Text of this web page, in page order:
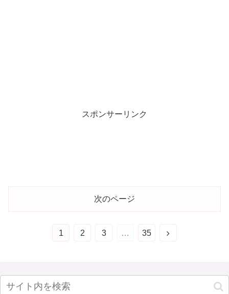
スポンサーリンク
次のページ
1 2 3 … 35